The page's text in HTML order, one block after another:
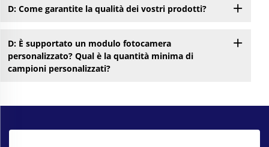
D: Come garantite la qualità dei vostri prodotti?
D: È supportato un modulo fotocamera
personalizzato? Qual è la quantità minima di
campioni personalizzati?